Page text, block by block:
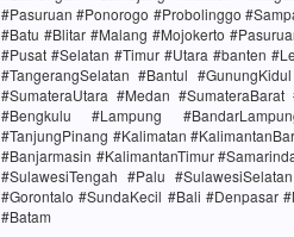
#Pasuruan #Ponorogo #Probolinggo
#Batu #Blitar #Malang #Mojokerto
#Pusat #Selatan #Timur #Utara #banten
#TangerangSelatan #Bantul
#SumateraUtara #Medan
#Bengkulu #Lampung
#TanjungPinang #Kalimatan
#Banjarmasin #KalimantanTimur
#SulawesiTengah #Palu
#Gorontalo #SundaKecil #Bali #Denpasar
#Batam